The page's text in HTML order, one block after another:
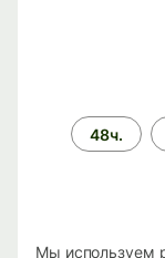
Период
времени
48ч.
Мы используем